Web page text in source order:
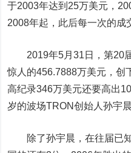
于2003年达到25万美元，
2008年起，此后每一次的成
2019年5月31日，第20届
惊人的456.7888万美元，创
高纪录346万美元还要高出
岁的波场TRON创始人孙宇晨
除了孙宇晨，在往届已知